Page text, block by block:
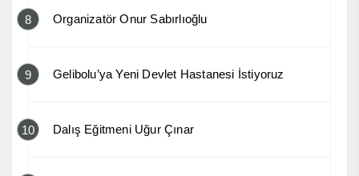
8 Organizatör Onur Sabırlıoğlu
9 Gelibolu’ya Yeni Devlet Hastanesi İstiyoruz
10 Dalış Eğitmeni Uğur Çınar